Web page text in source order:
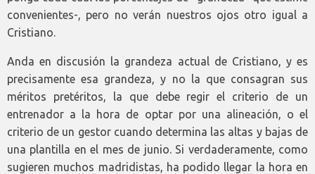
convenientes-, pero no verán nuestros ojos otro igual a
Cristiano.
Anda en discusión la grandeza actual de Cristiano, y es
precisamente esa grandeza, y no la que consagran sus
méritos pretéritos, la que debe regir el criterio de un
entrenador a la hora de optar por una alineación, o el
criterio de un gestor cuando determina las altas y bajas de
una plantilla en el mes de junio. Si verdaderamente, como
sugieren muchos madridistas, ha podido llegar la hora en